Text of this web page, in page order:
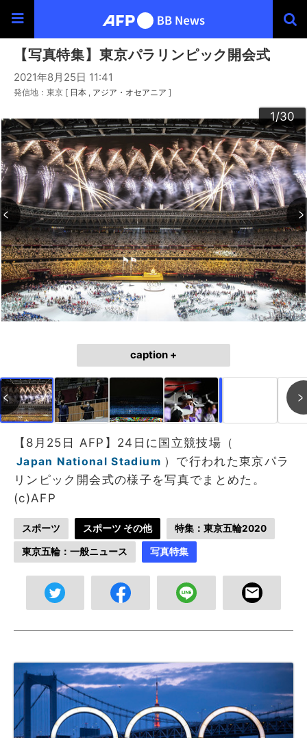
【写真特集】東京パラリンピック開会式
2021年8月25日 11:41
発信地：東京 [ 日本 アジア・オセアニア ]
1/30
2/30
3/30
4/30
5/30
6/30
7/30
8/30
9/30
10/30
11/30
12/30
13/30
14/30
15/30
16/30
17/30
18/30
19/30
20/30
21/30
22/30
23/30
24/30
25/30
26/30
27/30
28/30
29/30
30/30
caption +
成中 画像作成中
【8月25日 AFP】24日に国立競技場（
Japan National Stadium ）で行われた東京パラ
リンピック開会式の様子を写真でまとめた。
(c)AFP
スポーツ スポーツ その他 特集：東京五輪2020
東京五輪：一般ニュース 写真特集